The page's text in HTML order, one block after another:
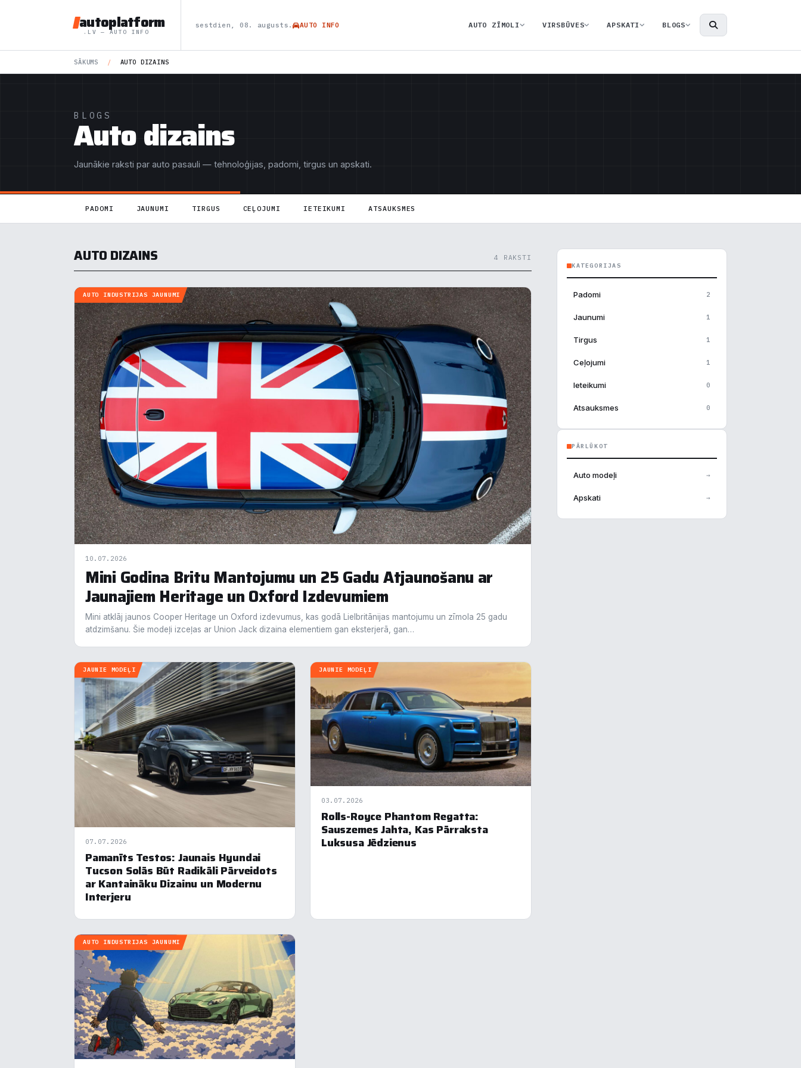
autoplatform
.LV — AUTO INFO
sestdien, 08. augusts. AUTO INFO AUTO ZĪMOLI VIRSBŪVES APSKATI BLOGS
SĀKUMS / AUTO DIZAINS
BLOGS
Auto dizains
Jaunākie raksti par auto pasauli — tehnoloģijas, padomi, tirgus un apskati.
PADOMI JAUNUMI TIRGUS CEĻOJUMI IETEIKUMI ATSAUKSMES
AUTO DIZAINS 4 RAKSTI
AUTO INDUSTRIJAS JAUNUMI
10.07.2026
Mini Godina Britu Mantojumu un 25 Gadu Atjaunošanu ar
Jaunajiem Heritage un Oxford Izdevumiem
Mini atklāj jaunos Cooper Heritage un Oxford izdevumus, kas godā Lielbritānijas mantojumu un zīmola 25 gadu
atdzimšanu. Šie modeļi izceļas ar Union Jack dizaina elementiem gan eksterjerā, gan…
JAUNIE MODEĻI
07.07.2026
Pamanīts Testos: Jaunais Hyundai
Tucson Solās Būt Radikāli Pārveidots
ar Kantaināku Dizainu un Modernu
Interjeru
JAUNIE MODEĻI
03.07.2026
Rolls-Royce Phantom Regatta:
Sauszemes Jahta, Kas Pārraksta
Luksusa Jēdzienus
AUTO INDUSTRIJAS JAUNUMI
KATEGORIJAS
Padomi 2
Jaunumi 1
Tirgus 1
Ceļojumi 1
Ieteikumi 0
Atsauksmes 0
PĀRLŪKOT
Auto modeļi →
Apskati →
Piekrišanas preferences
noteiktas funkcijas. Zemāk katras piekrišanas kategorijā atradīsiet detalizētu
informāciju par visām sīk... Rādīt vairāk
Nepieciešamās Vienmēr aktīvs
▶ Funkcionālais
▶ Analītika
Noraidīt visu